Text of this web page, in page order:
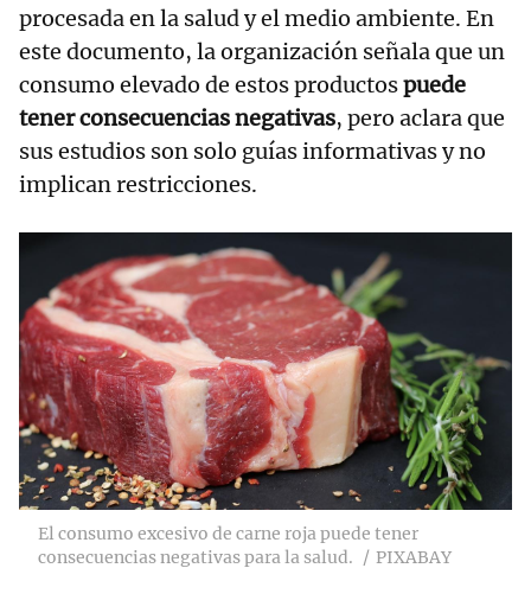
procesada en la salud y el medio ambiente. En
este documento, la organización señala que un
consumo elevado de estos productospuede
tener consecuencias negativas, pero aclara que
sus estudios son solo guías informativas y no
implican restricciones.
El consumo excesivo de carne roja puede tener
consecuencias negativas para la salud.
PIXABAY